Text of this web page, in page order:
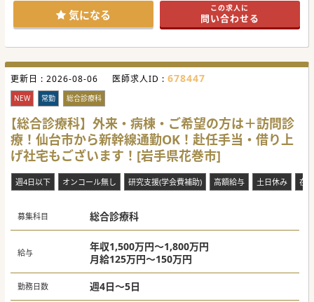
見を出し合える雰囲気があり、
かつ医師一人一人に個室が完備され、プライバシーに配慮さ
れた快適な執務環境が整っています。
きる環境が整えられています。
気になる この求人に
問い合わせる
更新日 : 2026-08-06 医師求人ID : 678447
NEW 常勤 総合診療科
【総合診療科】外来・病棟・ご希望の方は＋訪問診
療！仙台市から新幹線通勤OK！赴任手当・借り上
げ社宅もございます！[岩手県花巻市]
週4日以下 オンコール無し 研究支援(学会費補助) 高額給与 土日休み 在
募集科目 総合診療科
給与
年収1,500万円～1,800万円
月給125万円～150万円
勤務日数 週4日～5日